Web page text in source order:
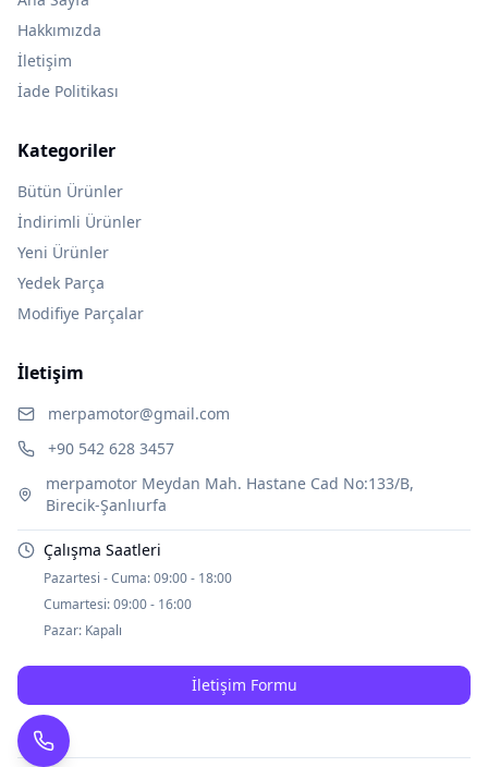
Hakkımızda
İletişim
İade Politikası
Kategoriler
Bütün Ürünler
İndirimli Ürünler
Yeni Ürünler
Yedek Parça
Modifiye Parçalar
İletişim
merpamotor@gmail.com
+90 542 628 3457
merpamotor Meydan Mah. Hastane Cad No:133/B,
Birecik-Şanlıurfa
Çalışma Saatleri
Pazartesi - Cuma:09:00 - 18:00
Cumartesi:09:00 - 16:00
Pazar: Kapalı
İletişim Formu